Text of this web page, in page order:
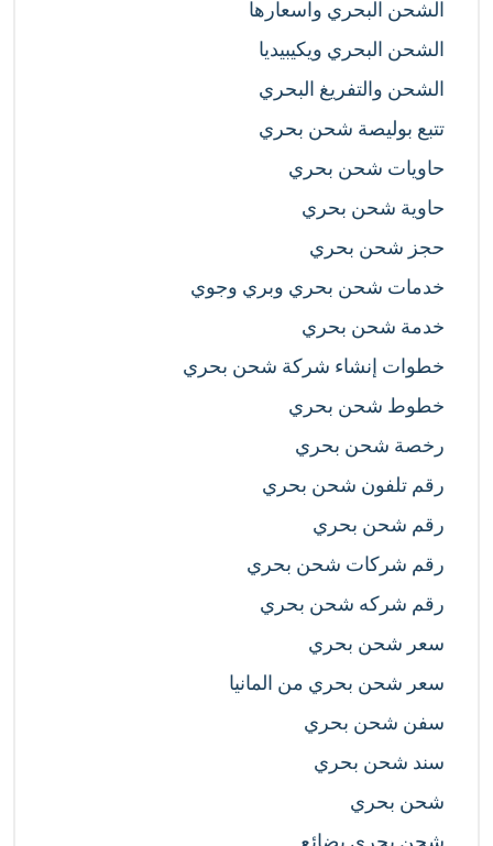
الشحن البحري واسعارها
الشحن البحري ويكيبيديا
الشحن والتفريغ البحري
تتبع بوليصة شحن بحري
حاويات شحن بحري
حاوية شحن بحري
حجز شحن بحري
خدمات شحن بحري وبري وجوي
خدمة شحن بحري
خطوات إنشاء شركة شحن بحري
خطوط شحن بحري
رخصة شحن بحري
رقم تلفون شحن بحري
رقم شحن بحري
رقم شركات شحن بحري
رقم شركه شحن بحري
سعر شحن بحري
سعر شحن بحري من المانيا
سفن شحن بحري
سند شحن بحري
شحن بحري
شحن بحري بضائع